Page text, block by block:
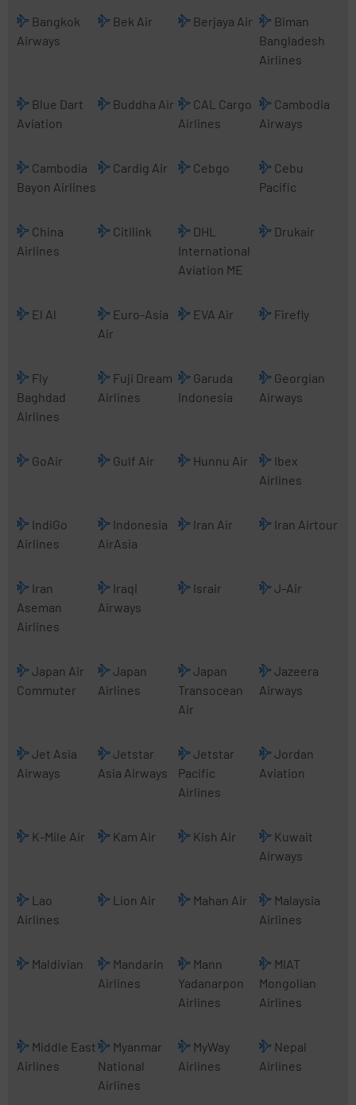
Bangkok
Airways
Bek Air Berjaya Air
Biman
Bangladesh
Airlines
Blue Dart
Aviation
Buddha Air
CAL Cargo
Airlines
Cambodia
Airways
Cambodia
Bayon Airlines
Cardig Air Cebgo
Cebu
Pacific
China
Airlines
Citilink
DHL
International
Aviation ME
Drukair
El Al
Euro-Asia
Air
EVA Air Firefly
Fly
Baghdad
Airlines
Fuji Dream
Airlines
Garuda
Indonesia
Georgian
Airways
GoAir Gulf Air Hunnu Air
Ibex
Airlines
IndiGo
Airlines
Indonesia
AirAsia
Iran Air Iran Airtour
Iran
Aseman
Airlines
Iraqi
Airways
Israir J-Air
Japan Air
Commuter
Japan
Airlines
Japan
Transocean
Air
Jazeera
Airways
Jet Asia
Airways
Jetstar
Asia Airways
Jetstar
Pacific
Airlines
Jordan
Aviation
K-Mile Air Kam Air Kish Air
Kuwait
Airways
Lao
Airlines
Lion Air Mahan Air
Malaysia
Airlines
Maldivian
Mandarin
Airlines
Mann
Yadanarpon
Airlines
MIAT
Mongolian
Airlines
Middle East
Airlines
Myanmar
National
Airlines
MyWay
Airlines
Nepal
Airlines